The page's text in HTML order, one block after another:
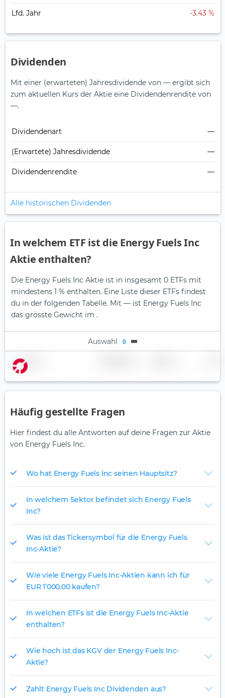
Lfd. Jahr -3.43 %
Dividenden
Mit einer (erwarteten) Jahresdividende von — ergibt sich
zum aktuellen Kurs der Aktie eine Dividendenrendite von
—.
Dividendenart —
(Erwartete) Jahresdividende —
Dividendenrendite —
Alle historischen Dividenden
In welchem ETF ist die Energy Fuels Inc
Aktie enthalten?
Die Energy Fuels Inc Aktie ist in insgesamt 0 ETFs mit
mindestens 1 % enthalten. Eine Liste dieser ETFs findest
du in der folgenden Tabelle. Mit — ist Energy Fuels Inc
das grösste Gewicht im .
Auswahl 0
Name
Häufig gestellte Fragen
Hier findest du alle Antworten auf deine Fragen zur Aktie
von Energy Fuels Inc.
Wo hat Energy Fuels Inc seinen Hauptsitz?
In welchem Sektor befindet sich Energy Fuels
Inc?
Was ist das Tickersymbol für die Energy Fuels
Inc-Aktie?
Wie viele Energy Fuels Inc-Aktien kann ich für
EUR 1’000.00 kaufen?
In welchen ETFs ist die Energy Fuels Inc-Aktie
enthalten?
Wie hoch ist das KGV der Energy Fuels Inc-
Aktie?
Zahlt Energy Fuels Inc Dividenden aus?